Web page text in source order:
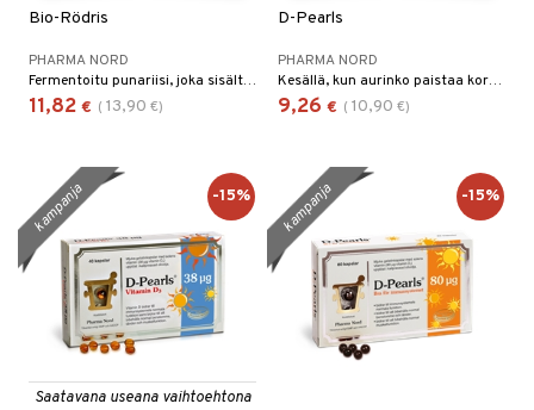
Bio-Rödris
PHARMA NORD
Fermentoitu punariisi, joka sisältää luonnollista monakoliini K:ta.
11,82 € ( 13,90 €)
D-Pearls
PHARMA NORD
Kesällä, kun aurinko paistaa korkealla taivaalla, iho kehittää runsaasti D-vitamiinia. Syksyllä, talvella ja aikaisin keväällä on valon määrä Pohjolassa niin alhainen, ettemme saa tarpeeksi vitamiinia. Mitä kauempana päiväntasaajasta asut, sitä alhaisempi D-vitamiinistatus sinulla on.
9,26 € ( 10,90 €)
Saatavana useana vaihtoehtona
kampanja -15% kampanja -15%